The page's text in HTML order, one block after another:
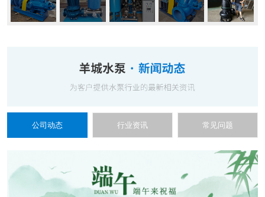
公司动态 行业资讯 常见问题